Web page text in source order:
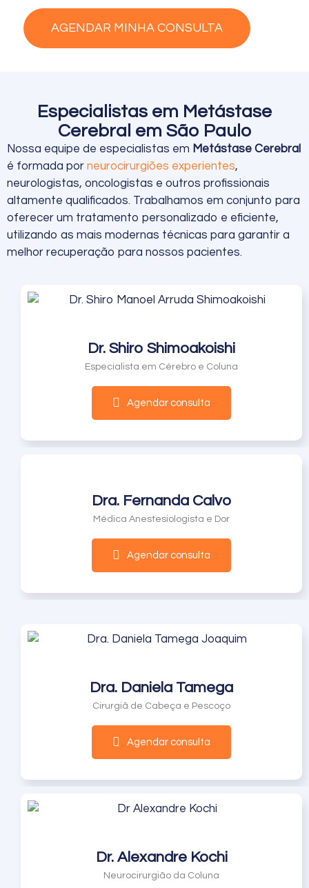
AGENDAR MINHA CONSULTA
Especialistas em Metástase
Cerebral em São Paulo
Nossa equipe de especialistas em Metástase Cerebral
é formada por neurocirurgiões experientes,
neurologistas, oncologistas e outros profissionais
altamente qualificados. Trabalhamos em conjunto para
oferecer um tratamento personalizado e eficiente,
utilizando as mais modernas técnicas para garantir a
melhor recuperação para nossos pacientes.
Dr. Shiro Shimoakoishi
Especialista em Cérebro e Coluna
Agendar consulta
Dra. Fernanda Calvo
Médica Anestesiologista e Dor
Agendar consulta
Dra. Daniela Tamega
Cirurgiã de Cabeça e Pescoço
Agendar consulta
Dr. Alexandre Kochi
Neurocirurgião da Coluna